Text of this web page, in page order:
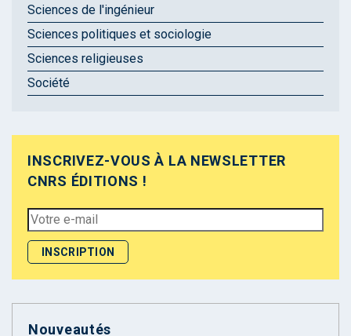
Sciences de l'ingénieur
Sciences politiques et sociologie
Sciences religieuses
Société
INSCRIVEZ-VOUS À LA NEWSLETTER
CNRS ÉDITIONS !
Nouveautés